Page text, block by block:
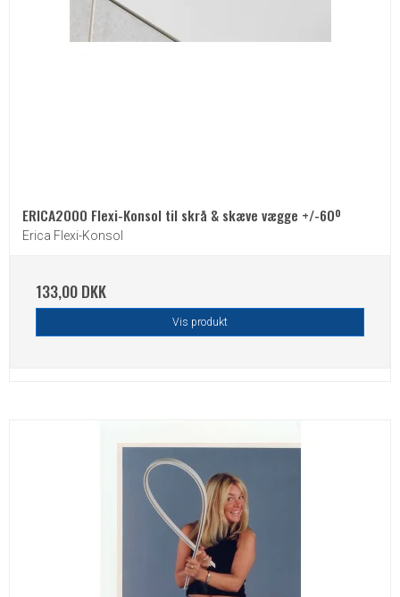
ERICA2000 Flexi-Konsol til skrå & skæve vægge +/-60º
Erica Flexi-Konsol
133,00 DKK
Vis produkt